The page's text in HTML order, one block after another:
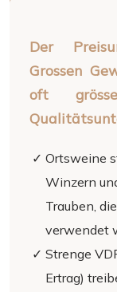
Der
Grossen
oft
Ortsweine
Winzern
Trauben,
verwendet
Strenge
Ertrag)